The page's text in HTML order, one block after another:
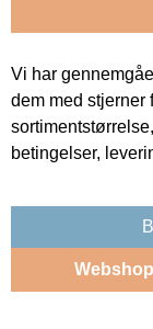
Vi har
dem med stjerner
betingelser,
Webshop